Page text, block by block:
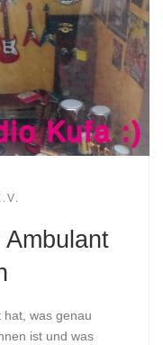
was genau
ist und was